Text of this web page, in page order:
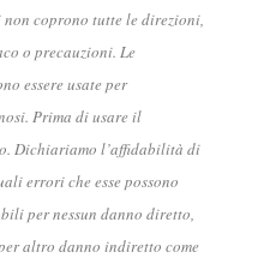
coprono tutte le direzioni,
o precauzioni. Le
essere usate per
Prima di usare il
Dichiariamo l’affidabilità di
errori che esse possono
per nessun danno diretto,
altro danno indiretto come